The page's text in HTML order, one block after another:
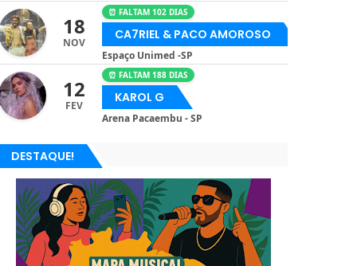
18
NOV
⏰ FALTAM 102 DIAS
CA7RIEL & PACO AMOROSO
Espaço Unimed -SP
12
FEV
⏰ FALTAM 188 DIAS
KAROL G
Arena Pacaembu - SP
DESTAQUE!